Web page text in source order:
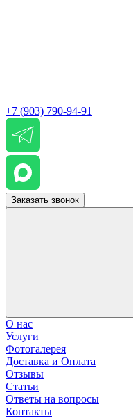
+7 (903) 790-94-91
Заказать звонок
О нас
Услуги
Фотогалерея
Доставка и Оплата
Отзывы
Статьи
Ответы на вопросы
Контакты